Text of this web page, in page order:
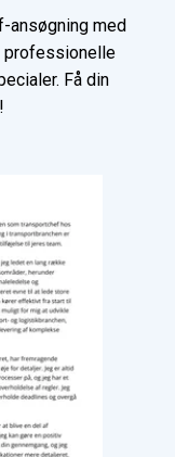
ansøgning med
professionelle
Få din